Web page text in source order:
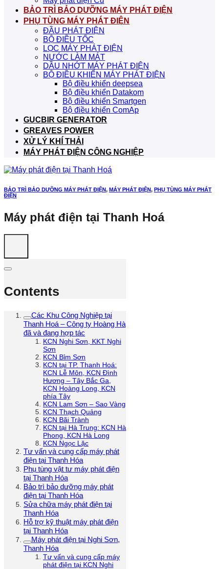
BẢO TRÌ BẢO DƯỠNG MÁY PHÁT ĐIỆN
PHỤ TÙNG MÁY PHÁT ĐIỆN
ĐẦU PHÁT ĐIỆN
BỘ ĐIỀU TỐC
LỌC MÁY PHÁT ĐIỆN
NƯỚC LÀM MÁT
DẦU NHỚT MÁY PHÁT ĐIỆN
BỘ ĐIỀU KHIỂN MÁY PHÁT ĐIỆN
Bộ điều khiển deepsea
Bộ điều khiển Datakom
Bộ điều khiển Smartgen
Bộ điều khiển ComAp
GUCBIR GENERATOR
GREAVES POWER
XỬ LÝ KHÍ THẢI
MÁY PHÁT ĐIỆN CÔNG NGHIỆP
BẢO TRÌ BẢO DƯỠNG MÁY PHÁT ĐIỆN, MÁY PHÁT ĐIỆN, PHỤ TÙNG MÁY PHÁT
ĐIỆN
Máy phát điện tại Thanh Hoá
Contents
Các Khu Công Nghiệp tại
Thanh Hoá – Công ty Hoàng Hà
đã và đang hợp tác
KCN Nghi Sơn, KKT Nghi
Sơn
KCN Bỉm Sơn
KCN tại TP. Thanh Hoá:
KCN Lễ Môn, KCN Đình
Hương – Tây Bắc Ga,
KCN Hoàng Long, KCN
phía Tây
KCN Lam Sơn – Sao Vàng
KCN Thạch Quảng
KCN Bãi Trành
KCN tại Hà Trung: KCN Hà
Phong, KCN Hà Long
KCN Ngọc Lặc
Tư vấn và cung cấp máy phát
điện tại Thanh Hóa
Phụ tùng vật tư máy phát điện
tại Thanh Hóa
Bảo trì bảo dưỡng máy phát
điện tại Thanh Hóa
Sửa chữa máy phát điện tại
Thanh Hóa
Hỗ trợ kỹ thuật máy phát điện
tại Thanh Hóa
Máy phát điện tại Nghi Sơn,
Thanh Hóa
Tư vấn và cung cấp máy
phát điện tại KCN Nghi